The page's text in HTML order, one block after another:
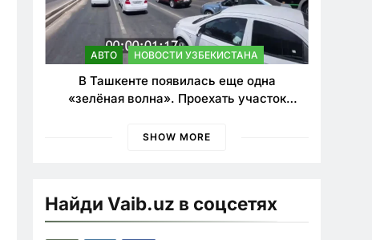
АВТО НОВОСТИ УЗБЕКИСТАНА
В Ташкенте появилась еще одна
«зелёная волна». Проехать участок
SHOW MORE
Найди Vaib.uz в соцсетях